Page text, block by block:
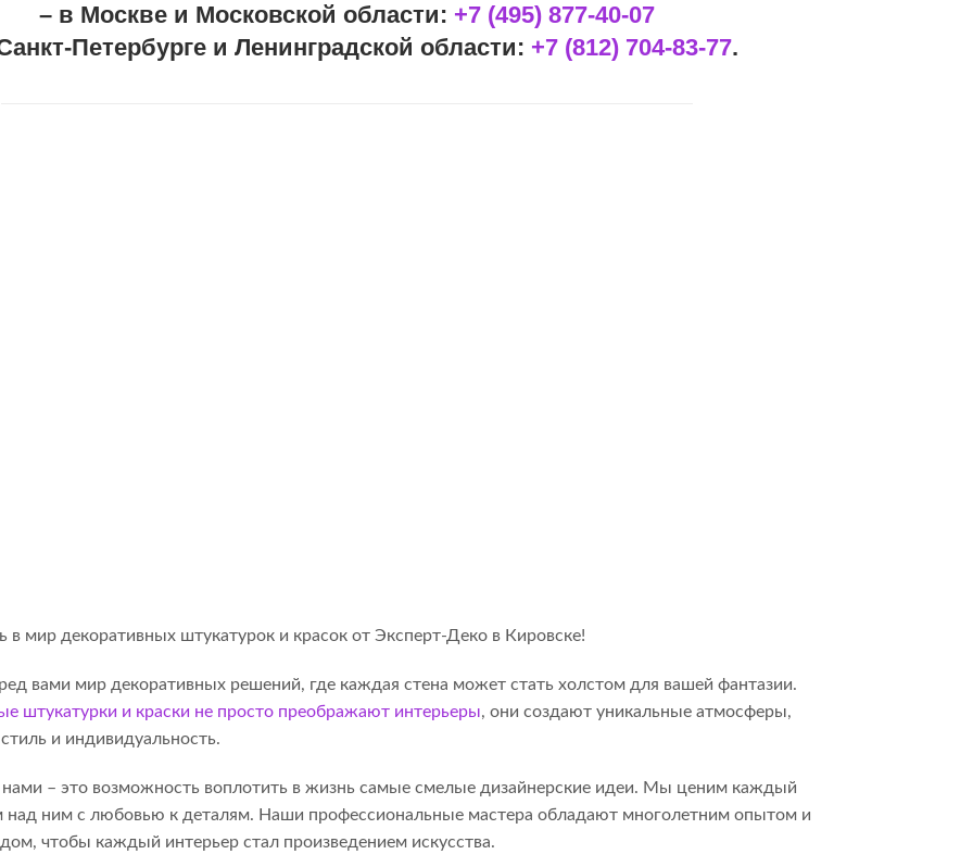
– в Москве и Московской области: +7 (495) 877-40-07
Петербурге и Ленинградской области: +7 (812) 704-83-77.
мир декоративных штукатурок и красок от Эксперт-Деко в Кировске!
вами мир декоративных решений, где каждая стена может стать холстом для вашей фантазии.
штукатурки и краски не просто преображают интерьеры, они создают уникальные атмосферы,
и индивидуальность.
нами – это возможность воплотить в жизнь самые смелые дизайнерские идеи. Мы ценим каждый
над ним с любовью к деталям. Наши профессиональные мастера обладают многолетним опытом и
чтобы каждый интерьер стал произведением искусства.